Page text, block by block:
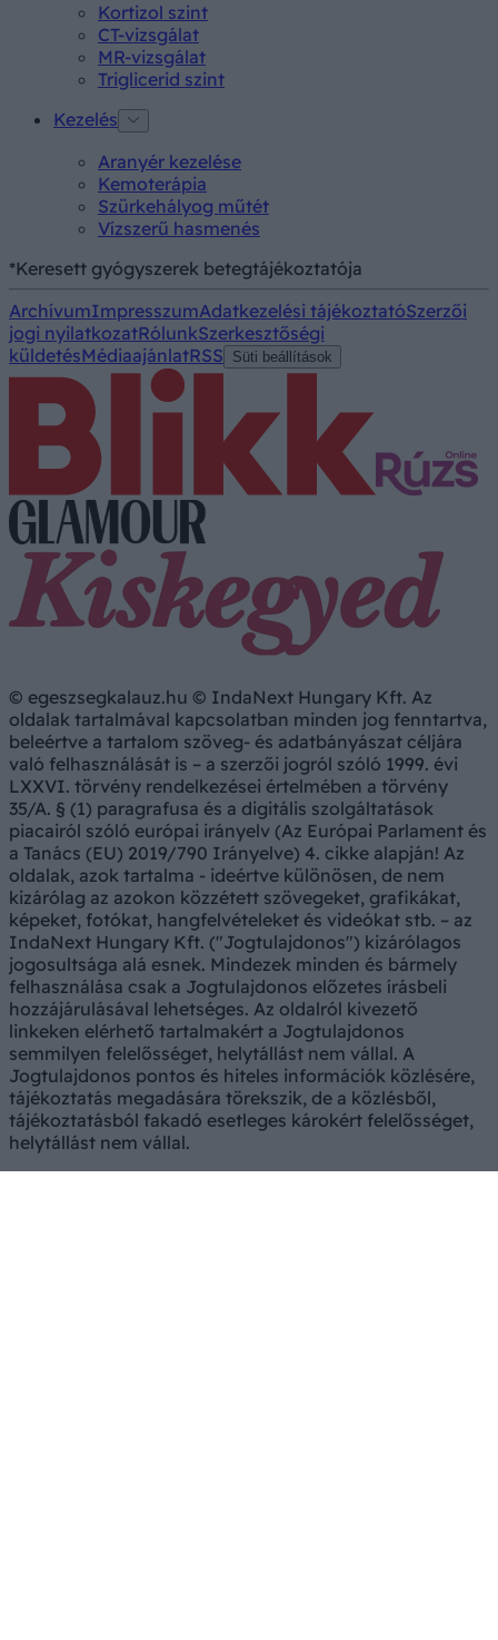
Kortizol szint
CT-vizsgálat
MR-vizsgálat
Triglicerid szint
Kezelés
Aranyér kezelése
Kemoterápia
Szürkehályog műtét
Vízszerű hasmenés
*Keresett gyógyszerek betegtájékoztatója
ArchívumImpresszumAdatkezelési tájékoztatóSzerzői
jogi nyilatkozatRólunkSzerkesztőségi
küldetésMédiaajánlatRSS Süti beállítások
© egeszsegkalauz.hu © IndaNext Hungary Kft. Az
oldalak tartalmával kapcsolatban minden jog fenntartva,
beleértve a tartalom szöveg- és adatbányászat céljára
való felhasználását is – a szerzői jogról szóló 1999. évi
LXXVI. törvény rendelkezései értelmében a törvény
35/A. § (1) paragrafusa és a digitális szolgáltatások
piacairól szóló európai irányelv (Az Európai Parlament és
a Tanács (EU) 2019/790 Irányelve) 4. cikke alapján! Az
oldalak, azok tartalma - ideértve különösen, de nem
kizárólag az azokon közzétett szövegeket, grafikákat,
képeket, fotókat, hangfelvételeket és videókat stb. – az
IndaNext Hungary Kft. ("Jogtulajdonos") kizárólagos
jogosultsága alá esnek. Mindezek minden és bármely
felhasználása csak a Jogtulajdonos előzetes írásbeli
hozzájárulásával lehetséges. Az oldalról kivezető
linkeken elérhető tartalmakért a Jogtulajdonos
semmilyen felelősséget, helytállást nem vállal. A
Jogtulajdonos pontos és hiteles információk közlésére,
tájékoztatás megadására törekszik, de a közlésből,
tájékoztatásból fakadó esetleges károkért felelősséget,
helytállást nem vállal.